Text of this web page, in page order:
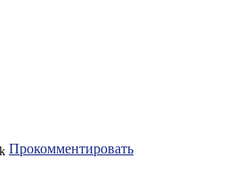
Прокомментировать